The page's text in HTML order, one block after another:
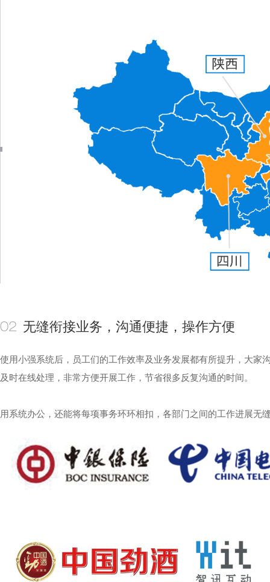
02 无缝衔接业务，沟通便捷，操作方便
使用小强系统后，员工们的工作效率及业务发展都有所提升，大
及时在线处理，非常方便开展工作，节省很多反复沟通的时间。
用系统办公，还能将每项事务环环相扣，各部门之间的工作进展